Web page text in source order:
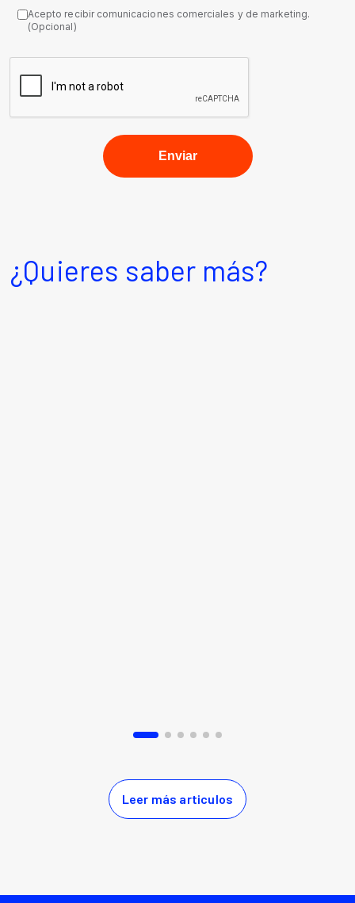
Acepto recibir comunicaciones comerciales y de marketing.
(Opcional)
¿Quieres saber más?